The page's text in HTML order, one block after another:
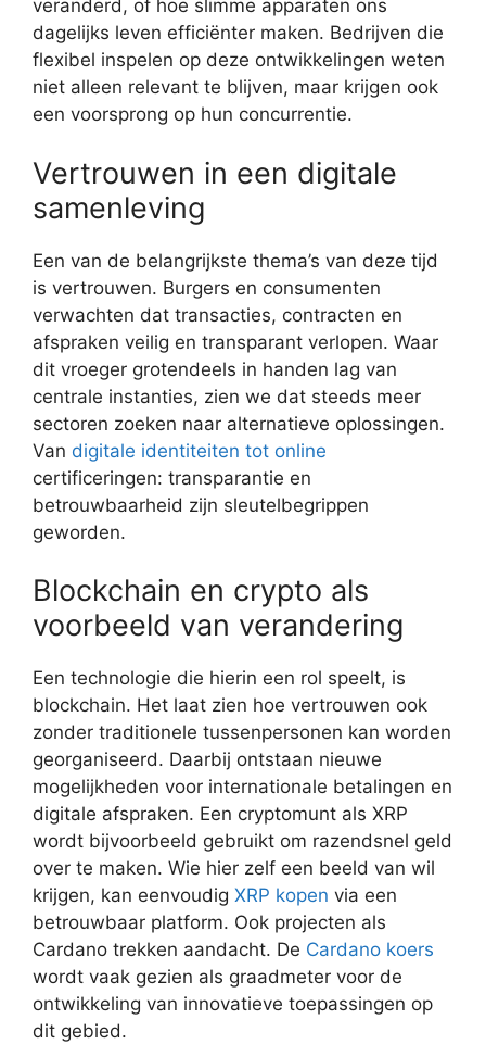
veranderd, of hoe slimme apparaten ons
dagelijks leven efficiënter maken. Bedrijven die
flexibel inspelen op deze ontwikkelingen weten
niet alleen relevant te blijven, maar krijgen ook
een voorsprong op hun concurrentie.
Vertrouwen in een digitale
samenleving
Een van de belangrijkste thema’s van deze tijd
is vertrouwen. Burgers en consumenten
verwachten dat transacties, contracten en
afspraken veilig en transparant verlopen. Waar
dit vroeger grotendeels in handen lag van
centrale instanties, zien we dat steeds meer
sectoren zoeken naar alternatieve oplossingen.
Van digitale identiteiten tot online
certificeringen: transparantie en
betrouwbaarheid zijn sleutelbegrippen
geworden.
Blockchain en crypto als
voorbeeld van verandering
Een technologie die hierin een rol speelt, is
blockchain. Het laat zien hoe vertrouwen ook
zonder traditionele tussenpersonen kan worden
georganiseerd. Daarbij ontstaan nieuwe
mogelijkheden voor internationale betalingen en
digitale afspraken. Een cryptomunt als XRP
wordt bijvoorbeeld gebruikt om razendsnel geld
over te maken. Wie hier zelf een beeld van wil
krijgen, kan eenvoudig XRP kopen via een
betrouwbaar platform. Ook projecten als
Cardano trekken aandacht. De Cardano koers
wordt vaak gezien als graadmeter voor de
ontwikkeling van innovatieve toepassingen op
dit gebied.